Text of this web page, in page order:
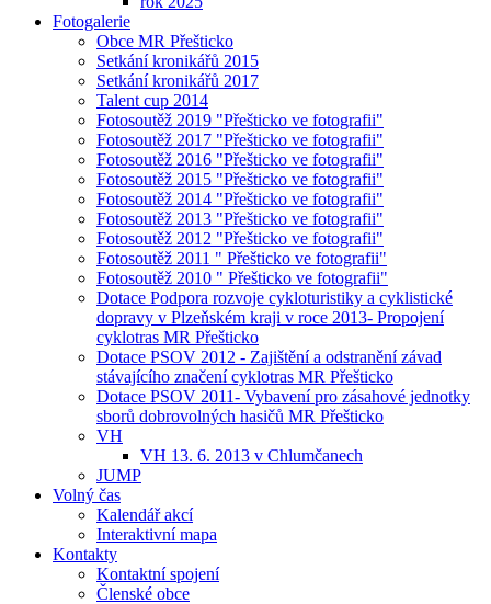
Fotogalerie
Obce MR Přešticko
Setkání kronikářů 2015
Setkání kronikářů 2017
Talent cup 2014
Fotosoutěž 2019 "Přešticko ve fotografii"
Fotosoutěž 2017 "Přešticko ve fotografii"
Fotosoutěž 2016 "Přešticko ve fotografii"
Fotosoutěž 2015 "Přešticko ve fotografii"
Fotosoutěž 2014 "Přešticko ve fotografii"
Fotosoutěž 2013 "Přešticko ve fotografii"
Fotosoutěž 2012 "Přešticko ve fotografii"
Fotosoutěž 2011 " Přešticko ve fotografii"
Fotosoutěž 2010 " Přešticko ve fotografii"
Dotace Podpora rozvoje cykloturistiky a cyklistické
dopravy v Plzeňském kraji v roce 2013- Propojení
cyklotras MR Přešticko
Dotace PSOV 2012 - Zajištění a odstranění závad
stávajícího značení cyklotras MR Přešticko
Dotace PSOV 2011- Vybavení pro zásahové jednotky
sborů dobrovolných hasičů MR Přešticko
VH
VH 13. 6. 2013 v Chlumčanech
JUMP
Volný čas
Kalendář akcí
Interaktivní mapa
Kontakty
Kontaktní spojení
Členské obce